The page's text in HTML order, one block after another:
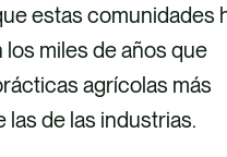
estas comunidades
miles de años que
agrícolas más
de las industrias.